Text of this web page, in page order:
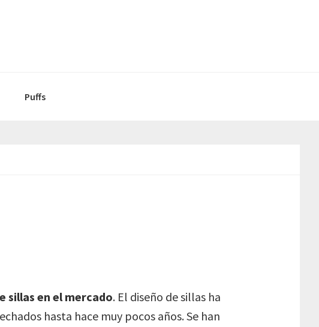
Puffs
sillas en el mercado. El diseño de sillas ha
hasta hace muy pocos años. Se han